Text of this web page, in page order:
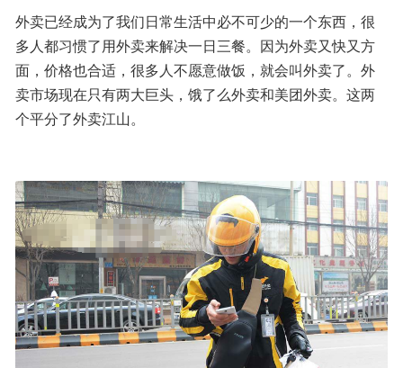
外卖已经成为了我们日常生活中必不可少的一个东西，很
多人都习惯了用外卖来解决一日三餐。因为外卖又快又方
面，价格也合适，很多人不愿意做饭，就会叫外卖了。外
卖市场现在只有两大巨头，饿了么外卖和美团外卖。这两
个平分了外卖江山。